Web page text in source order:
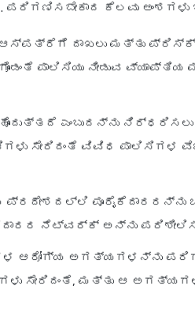
ಕೆಲವು
ಆಸ್ಪತ್ರೆಗೆ ದಾಖಲು ಮತ್ತು
ಪಾಲಿಸಿಯು ನೀಡುವ
ಎಂಬುದನ್ನು ನಿರ್ಧರಿಸಲು
ಸೇರಿದಂತೆ ವಿವಿಧ ಪಾಲಿಸಿಗಳ
ಪ್ರದೇಶದಲ್ಲಿ ಪೂರೈಕೆದಾರರನ್ನು
ನೆಟ್‌ವರ್ಕ್ ಅನ್ನು
ಆರೋಗ್ಯ ಅಗತ್ಯಗಳನ್ನು
ಸೇರಿದಂತೆ, ಮತ್ತು ಆ